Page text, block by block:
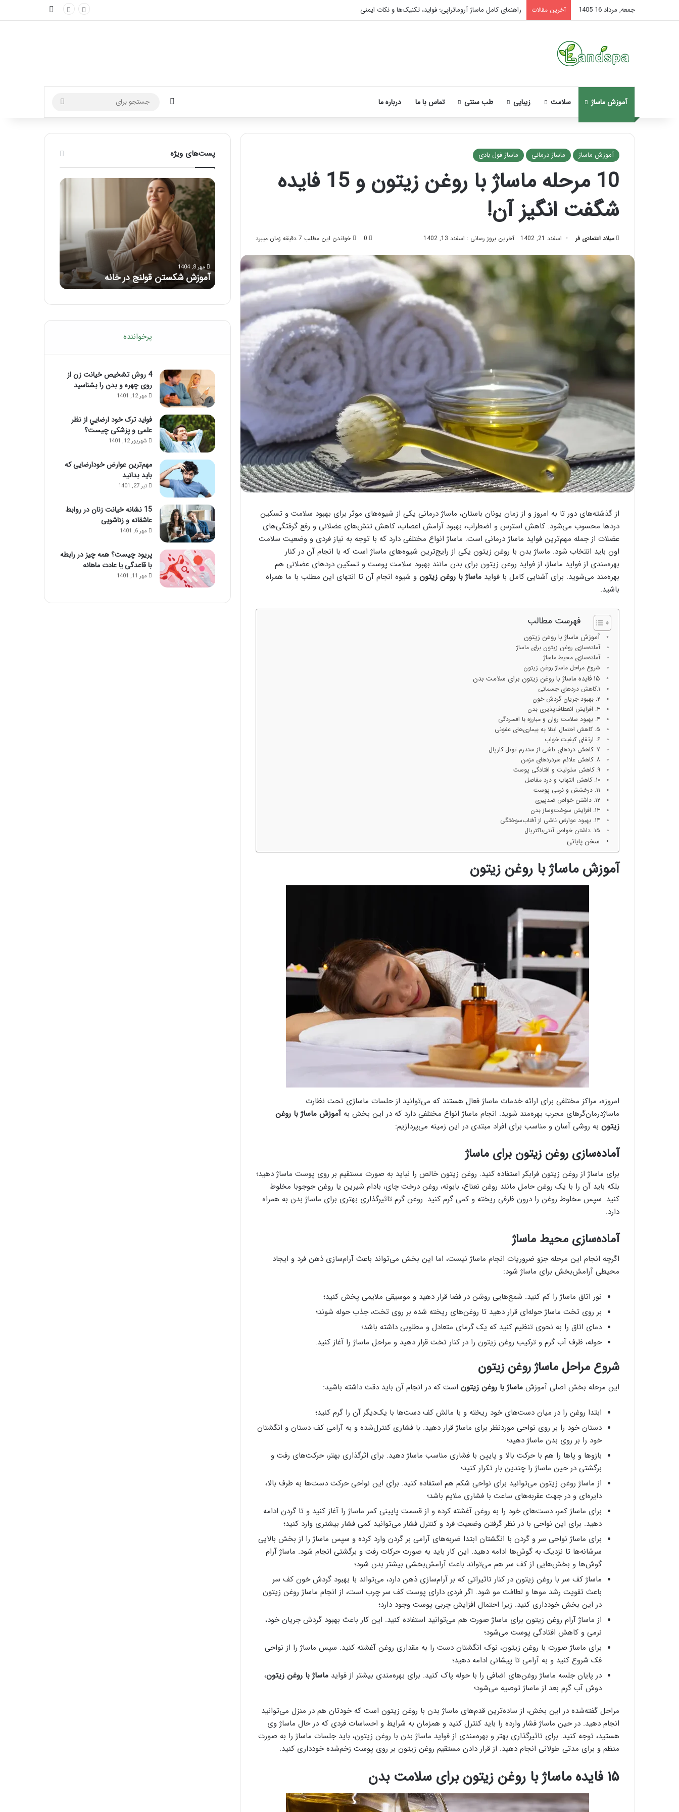
جمعه, مرداد 16 1405 آخرین مقالات راهنمای کامل ماساژ آروماتراپی؛ فواید، تکنیک‌ها و نکات ایمنی
آموزش ماساژ سلامت زیبایی طب سنتی تماس با ما درباره ما تغییر پوسته
برای
آموزش ماساژ ماساژ درمانی ماساژ فول بادی
10 مرحله ماساژ با روغن زیتون و 15 فایده
شگفت انگیز آن!
میلاد اعتمادی فر اسفند 21, 1402 آخرین بروز رسانی : اسفند 13, 1402 0 خواندن این مطلب 7 دقیقه زمان میبرد
از گذشته‌های دور تا به امروز و از زمان یونان باستان، ماساژ درمانی یکی از شیوه‌های موثر برای بهبود سلامت و تسکین
دردها محسوب می‌شود. کاهش استرس و اضطراب، بهبود آرامش اعصاب، کاهش تنش‌های عضلانی و رفع گرفتگی‌های
عضلات از جمله مهم‌ترین فواید ماساژ درمانی است. ماساژ انواع مختلفی دارد که با توجه به نیاز فردی و وضعیت سلامت
اون باید انتخاب شود. ماساژ بدن با روغن زیتون یکی از رایج‌ترین شیوه‌های ماساژ است که با انجام آن در کنار
بهره‌مندی از فواید ماساژ، از فواید روغن زیتون برای بدن مانند بهبود سلامت پوست و تسکین دردهای عضلانی هم
بهره‌مند می‌شوید. برای آشنایی کامل با فواید ماساژ با روغن زیتون و شیوه انجام آن تا انتهای این مطلب با ما همراه
باشید.
فهرست مطالب
آموزش ماساژ با روغن زیتون
آماده‌سازی روغن زیتون برای ماساژ
آماده‌سازی محیط ماساژ
شروع مراحل ماساژ روغن زیتون
۱۵ فایده ماساژ با روغن زیتون برای سلامت بدن
۱.کاهش دردهای جسمانی
۲. بهبود جریان گردش خون
۳. افزایش انعطاف‌پذیری بدن
۴. بهبود سلامت روان و مبارزه با افسردگی
۵. کاهش احتمال ابتلا به بیماری‌های عفونی
۶. ارتقای کیفیت خواب
۷. کاهش دردهای ناشی از سندرم تونل کارپال
۸. کاهش علائم سردردهای مزمن
۹. کاهش سلولیت و افتادگی پوست
۱۰. کاهش التهاب و درد مفاصل
۱۱. درخشش و نرمی پوست
۱۲. داشتن خواص ضدپیری
۱۳. افزایش سوخت‌وساز بدن
۱۴. بهبود عوارض ناشی از آفتاب‌سوختگی
۱۵. داشتن خواص آنتی‌باکتریال
سخن پایانی
آموزش ماساژ با روغن زیتون
امروزه، مراکز مختلفی برای ارائه خدمات ماساژ فعال هستند که می‌توانید از حلسات ماساژی تحت نظارت
ماساژدرمان‌گرهای مجرب بهره‌مند شوید. انجام ماساژ انواع مختلفی دارد که در این بخش بهآموزش ماساژ با روغن
زیتون به روشی آسان و مناسب برای افراد مبتدی در این زمینه می‌پردازیم:
آماده‌سازی روغن زیتون برای ماساژ
برای ماساژ از روغن زیتون فرابکر استفاده کنید. روغن زیتون خالص را نباید به صورت مستقیم بر روی پوست ماساژ دهید؛
بلکه باید آن را با یک روغن حامل مانند روغن نعناع، بابونه، روغن درخت چای، بادام شیرین یا روغن جوجوبا مخلوط
کنید. سپس مخلوط روغن را درون ظرفی ریخته و کمی گرم کنید. روغن گرم تاثیرگذاری بهتری برای ماساژ بدن به همراه
دارد.
آماده‌سازی محیط ماساژ
اگرچه انجام این مرحله جزو ضروریات انجام ماساژ نیست، اما این بخش می‌تواند باعث آرام‌سازی ذهن فرد و ایجاد
محیطی آرامش‌بخش برای ماساژ شود:
نور اتاق ماساژ را کم کنید. شمع‌هایی روشن در فضا قرار دهید و موسیقی ملایمی پخش کنید؛
بر روی تخت ماساژ حوله‌ای قرار دهید تا روغن‌های ریخته شده بر روی تخت، جذب حوله شوند؛
دمای اتاق را به نحوی تنظیم کنید که یک گرمای متعادل و مطلوبی داشته باشد؛
حوله، ظرف آب گرم و ترکیب روغن زیتون را در کنار تخت قرار دهید و مراحل ماساژ را آغاز کنید.
شروع مراحل ماساژ روغن زیتون
این مرحله بخش اصلی آموزش ماساژ با روغن زیتون است که در انجام آن باید دقت داشته باشید:
ابتدا روغن را در میان دست‌های خود ریخته و با مالش کف دست‌ها با یک‌دیگر آن را گرم کنید؛
دستان خود را بر روی نواحی موردنظر برای ماساژ قرار دهید. با فشاری کنترل‌شده و به آرامی کف دستان و انگشتان
خود را بر روی بدن ماساژ دهید؛
بازوها و پاها را هم با حرکت بالا و پایین با فشاری مناسب ماساژ دهید. برای اثرگذاری بهتر، حرکت‌های رفت و
برگشتی در حین ماساژ را چندین بار تکرار کنید؛
از ماساژ روغن زیتون می‌توانید برای نواحی شکم هم استفاده کنید. برای این نواحی حرکت دست‌ها به طرف بالا،
دایره‌ای و در جهت عقربه‌های ساعت با فشاری ملایم باشد؛
برای ماساژ کمر، دست‌های خود را به روغن آغشته کرده و از قسمت پایینی کمر ماساژ را آغاز کنید و تا گردن ادامه
دهید. برای این نواحی با در نظر گرفتن وضعیت فرد و کنترل فشار می‌توانید کمی فشار بیشتری وارد کنید؛
برای ماساژ نواحی سر و گردن با انگشتان ابتدا ضربه‌های آرامی بر گردن وارد کرده و سپس ماساژ را از بخش بالایی
سرشانه‌ها تا نزدیک به گوش‌ها ادامه دهید. این کار باید به صورت حرکات رفت و برگشتی انجام شود. ماساژ آرام
گوش‌ها و بخش‌هایی از کف سر هم می‌تواند باعث آرامش‌بخشی بیشتر بدن شود؛
ماساژ کف سر با روغن زیتون در کنار تاثیراتی که بر آرام‌سازی ذهن دارد، می‌تواند با بهبود گردش خون کف سر
باعث تقویت رشد موها و لطافت مو شود. اگر فردی دارای پوست کف سر چرب است، از انجام ماساژ روغن زیتون
در این بخش خودداری کنید. زیرا احتمال افزایش چربی پوست وجود دارد؛
از ماساژ آرام روغن زیتون برای ماساژ صورت هم می‌توانید استفاده کنید. این کار باعث بهبود گردش جریان خود،
نرمی و کاهش افتادگی پوست می‌شود؛
برای ماساژ صورت با روغن زیتون، نوک انگشتان دست را به مقداری روغن آغشته کنید. سپس ماساژ را از نواحی
فک شروع کنید و به آرامی تا پیشانی ادامه دهید؛
در پایان جلسه ماساژ روغن‌های اضافی را با حوله پاک کنید. برای بهره‌مندی بیشتر از فواید ماساژ با روغن زیتون،
دوش آب گرم بعد از ماساژ توصیه می‌شود؛
مراحل گفته‌شده در این بخش، از ساده‌ترین قدم‌های ماساژ بدن با روغن زیتون است که خودتان هم در منزل می‌توانید
انجام دهید. در حین ماساژ فشار وارده را باید کنترل کنید و همزمان به شرایط و احساسات فردی که در حال ماساژ وی
هستید، توجه کنید. برای تاثیرگذاری بهتر و بهره‌مندی از فواید ماساژ بدن با روغن زیتون، باید جلسات ماساژ را به صورت
منظم و برای مدتی طولانی انجام دهید. از قرار دادن مستقیم روغن زیتون بر روی پوست زخم‌شده خودداری کنید.
۱۵ فایده ماساژ با روغن زیتون برای سلامت بدن
پست‌های ویژه
نحوه
صورت
بعد
تزریق
بایدها
نبایدهای
آن!
تیر 28, 1404
نحوه ماساژ صورت بعد از تزریق چربی؛
بایدها و نبایدهای آن!
آموزش
شکستن
آموزش شکستن قولنج در خانه
ماساژ
برای
بهبود
تمرکز
ذهنی؛
با
این
حواس‌جمع
شوید!
مرداد 6, 1404
ماساژ برای بهبود تمرکز ذهنی؛ با این
ماساژ حواس‌جمع شوید!
راهنمای
بعد
از
پرخواننده
4 روش تشخیص خیانت زن از
روی چهره و بدن را بشناسید
مهر 12, 1401
فواید ترک خود ارضايي از نظر
علمی و پزشکی چیست؟
شهریور 12, 1401
مهم‌ترین عوارض خودارضایی که
باید بدانید
تیر 27, 1401
15 نشانه خیانت زنان در روابط
عاشقانه و زناشویی
مهر 6, 1401
پریود چیست؟ همه چیز در رابطه
با قاعدگی یا عادت ماهانه
مهر 11, 1401